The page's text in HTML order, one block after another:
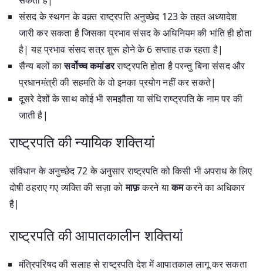
संसद के स्थगन के वक़्त राष्ट्रपति अनुच्छेद 123 के तहत अध्यादेश
जारी कर सकता है जिसका प्रभाव संसद के अधिनियम की भांति ही होता
है| यह प्रभाव संसद सत्र शुरू होने के 6 सप्ताह तक रहता है|
सैन्य बलों कासर्वोच्च कमांडरराष्ट्रपति होता है परन्तु बिना संसद और
प्रधानमंत्री की सहमति के वो इनका प्रयोग नहीं कर सकते|
दूसरे देशों के साथ कोई भी समझौता या संधि राष्ट्रपति के नाम पर की
जाती है|
राष्ट्रपति की न्यायिक शक्तियां
संविधान के अनुच्छेद 72 के अनुसार राष्ट्रपति को किसी भी अपराध के लिए
दोषी ठहराए गए व्यक्ति की सज़ा कोमाफ़करने याकमकरने का अधिकार
है|
राष्ट्रपति की आपातकालीन शक्तियां
मंत्रिपरिषद की सलाह से राष्ट्रपति देश में आपातकाल लागू कर सकता